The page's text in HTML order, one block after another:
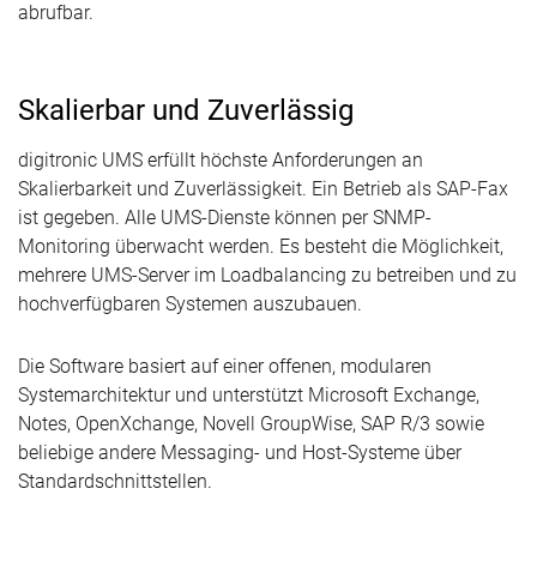
abrufbar.
Skalierbar und Zuverlässig
digitronic UMS erfüllt höchste Anforderungen an
Skalierbarkeit und Zuverlässigkeit. Ein Betrieb als SAP-Fax
ist gegeben. Alle UMS-Dienste können per SNMP-
Monitoring überwacht werden. Es besteht die Möglichkeit,
mehrere UMS-Server im Loadbalancing zu betreiben und zu
hochverfügbaren Systemen auszubauen.
Die Software basiert auf einer offenen, modularen
Systemarchitektur und unterstützt Microsoft Exchange,
Notes, OpenXchange, Novell GroupWise, SAP R/3 sowie
beliebige andere Messaging- und Host-Systeme über
Standardschnittstellen.